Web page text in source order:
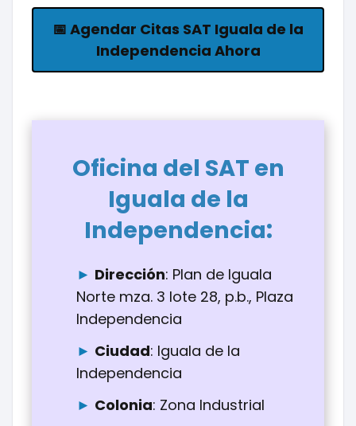
📅 Agendar Citas SAT Iguala de la
Independencia Ahora
Oficina del SAT en
Iguala de la
Independencia:
Dirección: Plan de Iguala
Norte mza. 3 lote 28, p.b., Plaza
Independencia
Ciudad: Iguala de la
Independencia
Colonia: Zona Industrial